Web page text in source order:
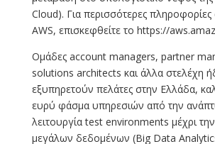
Cloud). Για περισσότερες πληροφορίες
AWS, επισκεφθείτε το https://
Ομάδες account managers, partner
solutions architects και άλλα στελέχη
εξυπηρετούν πελάτες στην Ελλάδα,
ευρύ φάσμα υπηρεσιών από την
λειτουργία test environments μέχρι
μεγάλων δεδομένων (Big Data